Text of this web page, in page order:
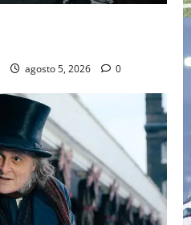
agosto 5, 2026 0